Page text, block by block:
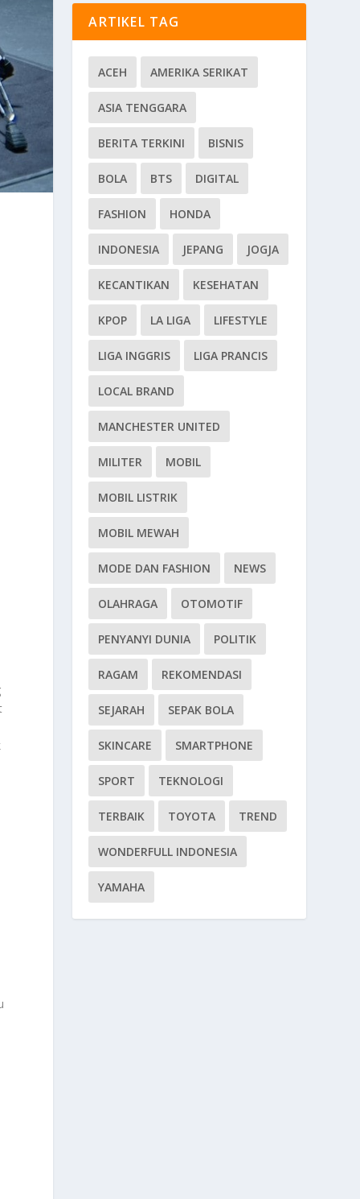
ARTIKEL TAG
ACEH AMERIKA SERIKAT
ASIA TENGGARA
BERITA TERKINI BISNIS
BOLA BTS DIGITAL
FASHION HONDA
INDONESIA JEPANG JOGJA
KECANTIKAN KESEHATAN
KPOP LA LIGA LIFESTYLE
LIGA INGGRIS LIGA PRANCIS
LOCAL BRAND
MANCHESTER UNITED
MILITER MOBIL
MOBIL LISTRIK
MOBIL MEWAH
MODE DAN FASHION NEWS
OLAHRAGA OTOMOTIF
PENYANYI DUNIA POLITIK
RAGAM REKOMENDASI
SEJARAH SEPAK BOLA
SKINCARE SMARTPHONE
SPORT TEKNOLOGI
TERBAIK TOYOTA TREND
WONDERFULL INDONESIA
YAMAHA